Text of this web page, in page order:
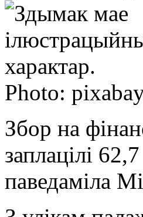
Photo:
Збор на
заплацілі
паведаміла